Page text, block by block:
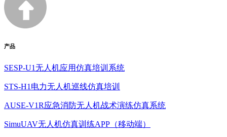
产品
SESP-U1无人机应用仿真培训系统
STS-H1电力无人机巡线仿真培训
AUSE-V1R应急消防无人机战术演练仿真系统
SimuUAV无人机仿真训练APP（移动端）